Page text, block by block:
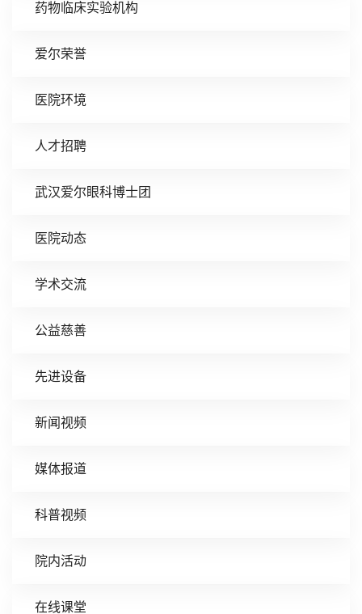
药物临床实验机构
爱尔荣誉
医院环境
人才招聘
武汉爱尔眼科博士团
医院动态
学术交流
公益慈善
先进设备
新闻视频
媒体报道
科普视频
院内活动
在线课堂